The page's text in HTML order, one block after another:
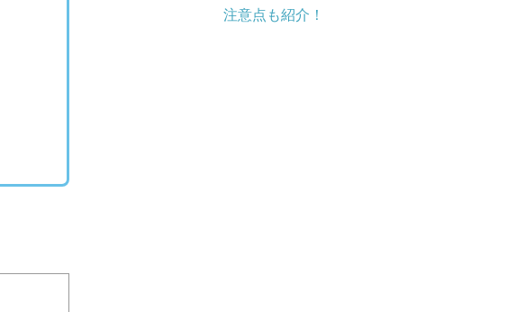
注意点も紹介！